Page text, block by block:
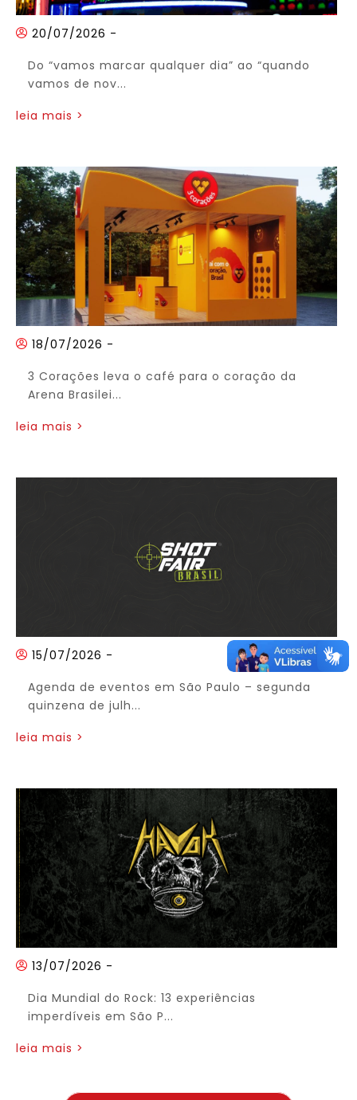
20/07/2026 -
Do “vamos marcar qualquer dia” ao “quando
vamos de nov...
leia mais >
18/07/2026 -
3 Corações leva o café para o coração da
Arena Brasilei...
leia mais >
15/07/2026 -
Agenda de eventos em São Paulo – segunda
quinzena de julh...
leia mais >
13/07/2026 -
Dia Mundial do Rock: 13 experiências
imperdíveis em São P...
leia mais >